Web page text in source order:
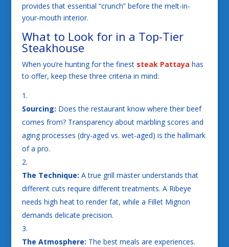
provides that essential “crunch” before the melt-in-
your-mouth interior.
What to Look for in a Top-Tier
Steakhouse
When you’re hunting for the finest steak Pattaya has
to offer, keep these three criteria in mind:
Sourcing: Does the restaurant know where their beef
comes from? Transparency about marbling scores and
aging processes (dry-aged vs. wet-aged) is the hallmark
of a pro.
The Technique: A true grill master understands that
different cuts require different treatments. A Ribeye
needs high heat to render fat, while a Fillet Mignon
demands delicate precision.
The Atmosphere: The best meals are experiences.